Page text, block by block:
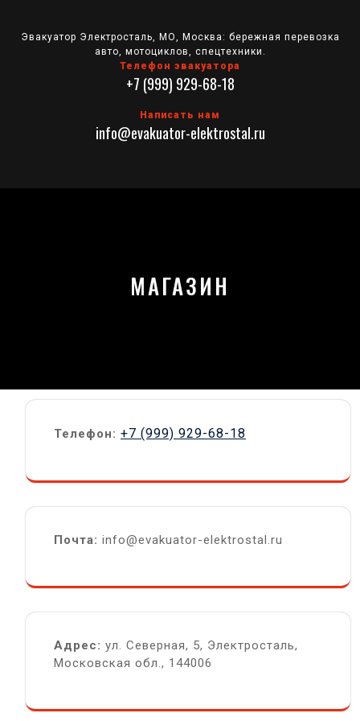
содержимому
Эвакуатор Электросталь, МО, Москва: бережная перевозка
авто, мотоциклов, спецтехники.
Телефон эвакуатора
+7 (999) 929-68-18
Написать нам
info@evakuator-elektrostal.ru
МАГАЗИН
Телефон: +7 (999) 929-68-18
Почта: info@evakuator-elektrostal.ru
Адрес: ул. Северная, 5, Электросталь,
Московская обл., 144006